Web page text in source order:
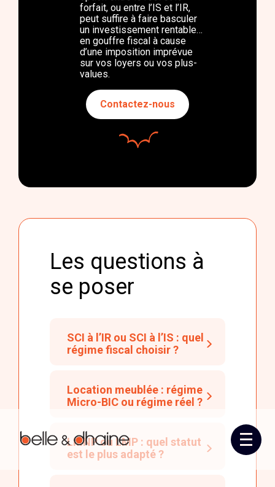
Aller
forfait, ou entre l’IS et l’IR,
peut suffire à faire basculer
un investissement rentable…
en gouffre fiscal à cause
d’une imposition imprévue
sur vos loyers ou vos plus-
values.
Contactez-nous
Les questions à
se poser
SCI à l’IR ou SCI à l’IS : quel
régime fiscal choisir ?
Location meublée : régime
Micro-BIC ou régime réel ?
LMNP ou LMP : quel statut
est le plus adapté ?